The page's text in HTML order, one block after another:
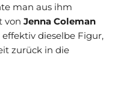
man aus ihm
von Jenna Coleman
effektiv dieselbe Figur,
zurück in die